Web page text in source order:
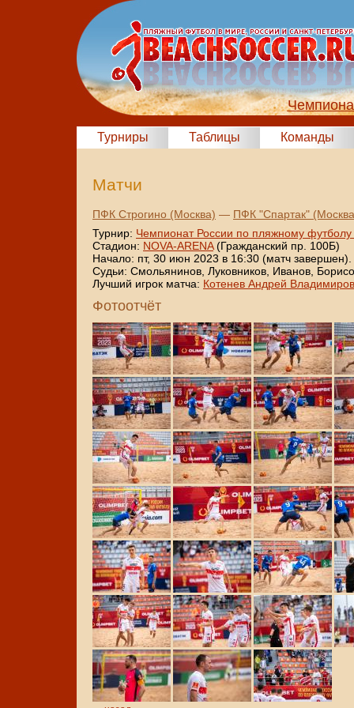
Турниры Таблицы Команды
Матчи
ПФК Строгино (Москва) — ПФК "Спартак"
Турнир: Чемпионат России по пляжному футболу
Стадион: NOVA-ARENA(Гражданский пр. 100Б)
Начало: пт, 30 июн 2023 в 16:30 (матч завершен).
Судьи: Смольянинов, Луковников, Иванов,
Лучший игрок матча: Котенев Андрей
Фотоотчёт